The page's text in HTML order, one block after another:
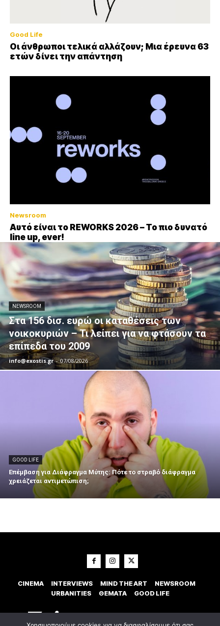
Good Life
Οι άνθρωποι τελικά αλλάζουν; Μια έρευνα 63
ετών δίνει την απάντηση
Newsroom
Αυτό είναι το REWORKS 2026 – Το πιο δυνατό
line up, ever!
NEWSROOM
Στα 156 δισ. ευρώ οι καταθέσεις των
νοικοκυριών – Τι λείπει για να φτάσουν τα
επίπεδα του 2009
info@exostis.gr - 07/08/2026
GOOD LIFE
Επέμβαση για Διάφραγμα Μύτης: Πότε το στραβό διάφραγμα
χρειάζεται αντιμετώπιση;
CINEMA INTERVIEWS MIND THE ART
NEWSROOM
URBANITIES
ΘΕΜΑΤΑ GOOD LIFE